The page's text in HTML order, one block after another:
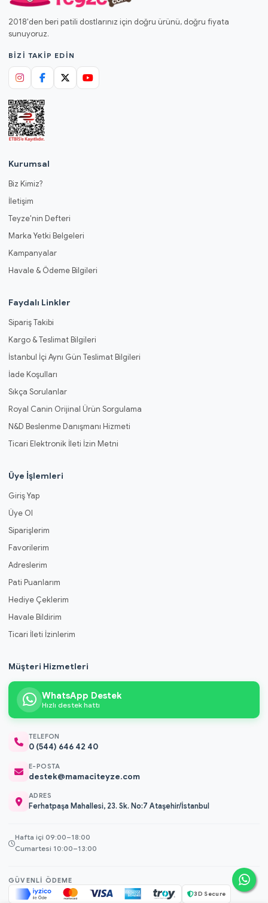
2018'den beri patili dostlarınız için doğru ürünü, doğru fiyata
sunuyoruz.
BIZI TAKIP EDIN
Kurumsal
Biz Kimiz?
İletişim
Teyze'nin Defteri
Marka Yetki Belgeleri
Kampanyalar
Havale & Ödeme Bilgileri
Faydalı Linkler
Sipariş Takibi
Kargo & Teslimat Bilgileri
İstanbul İçi Aynı Gün Teslimat Bilgileri
İade Koşulları
Sıkça Sorulanlar
Royal Canin Orijinal Ürün Sorgulama
N&D Beslenme Danışmanı Hizmeti
Ticari Elektronik İleti İzin Metni
Üye İşlemleri
Giriş Yap
Üye Ol
Siparişlerim
Favorilerim
Adreslerim
Pati Puanlarım
Hediye Çeklerim
Havale Bildirim
Ticari İleti İzinlerim
Müşteri Hizmetleri
WhatsApp Destek
Hızlı destek hattı
TELEFON
0 (544) 646 42 40
E-POSTA
destek@mamaciteyze.com
ADRES
Ferhatpaşa Mahallesi, 23. Sk. No:7 Ataşehir/İstanbul
Hafta içi 09:00–18:00
Cumartesi 10:00–13:00
GÜVENLI ÖDEME
3D Secure